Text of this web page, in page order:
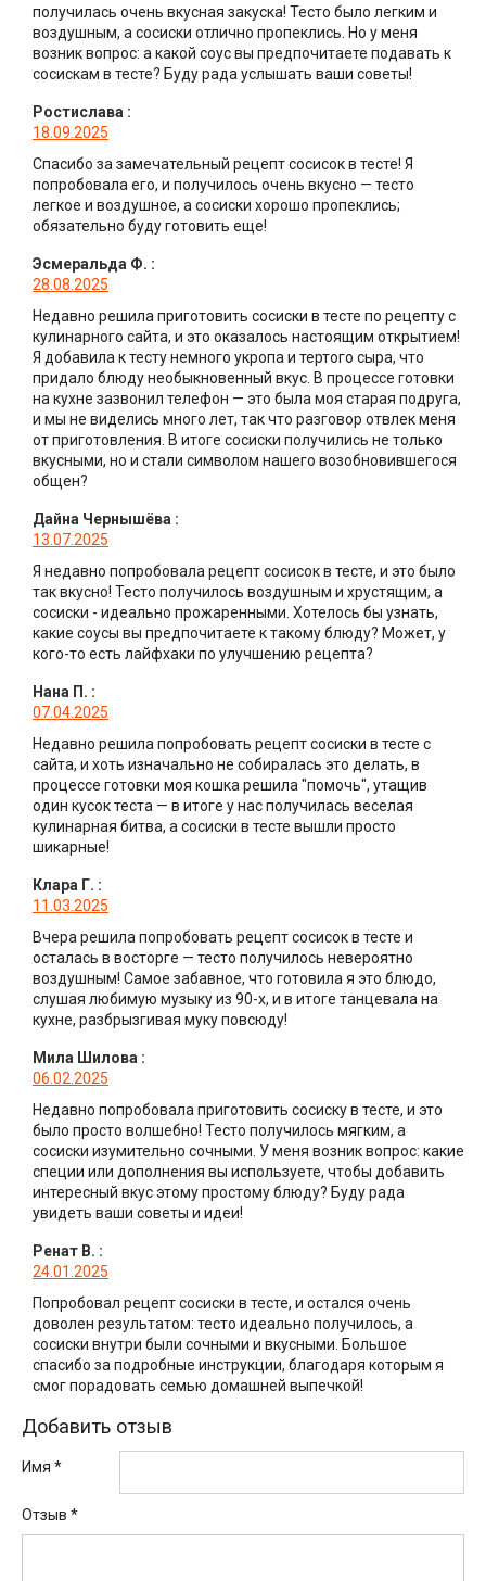
получилась очень вкусная закуска! Тесто было легким и
воздушным, а сосиски отлично пропеклись. Но у меня
возник вопрос: а какой соус вы предпочитаете подавать к
сосискам в тесте? Буду рада услышать ваши советы!
Ростислава :
18.09.2025
Спасибо за замечательный рецепт сосисок в тесте! Я
попробовала его, и получилось очень вкусно — тесто
легкое и воздушное, а сосиски хорошо пропеклись;
обязательно буду готовить еще!
Эсмеральда Ф. :
28.08.2025
Недавно решила приготовить сосиски в тесте по рецепту с
кулинарного сайта, и это оказалось настоящим открытием!
Я добавила к тесту немного укропа и тертого сыра, что
придало блюду необыкновенный вкус. В процессе готовки
на кухне зазвонил телефон — это была моя старая подруга,
и мы не виделись много лет, так что разговор отвлек меня
от приготовления. В итоге сосиски получились не только
вкусными, но и стали символом нашего возобновившегося
общен?
Дайна Чернышёва :
13.07.2025
Я недавно попробовала рецепт сосисок в тесте, и это было
так вкусно! Тесто получилось воздушным и хрустящим, а
сосиски - идеально прожаренными. Хотелось бы узнать,
какие соусы вы предпочитаете к такому блюду? Может, у
кого-то есть лайфхаки по улучшению рецепта?
Нана П. :
07.04.2025
Недавно решила попробовать рецепт сосиски в тесте с
сайта, и хоть изначально не собиралась это делать, в
процессе готовки моя кошка решила "помочь", утащив
один кусок теста — в итоге у нас получилась веселая
кулинарная битва, а сосиски в тесте вышли просто
шикарные!
Клара Г. :
11.03.2025
Вчера решила попробовать рецепт сосисок в тесте и
осталась в восторге — тесто получилось невероятно
воздушным! Самое забавное, что готовила я это блюдо,
слушая любимую музыку из 90-х, и в итоге танцевала на
кухне, разбрызгивая муку повсюду!
Мила Шилова :
06.02.2025
Недавно попробовала приготовить сосиску в тесте, и это
было просто волшебно! Тесто получилось мягким, а
сосиски изумительно сочными. У меня возник вопрос: какие
специи или дополнения вы используете, чтобы добавить
интересный вкус этому простому блюду? Буду рада
увидеть ваши советы и идеи!
Ренат В. :
24.01.2025
Попробовал рецепт сосиски в тесте, и остался очень
доволен результатом: тесто идеально получилось, а
сосиски внутри были сочными и вкусными. Большое
спасибо за подробные инструкции, благодаря которым я
смог порадовать семью домашней выпечкой!
Добавить отзыв
Имя *
Отзыв *